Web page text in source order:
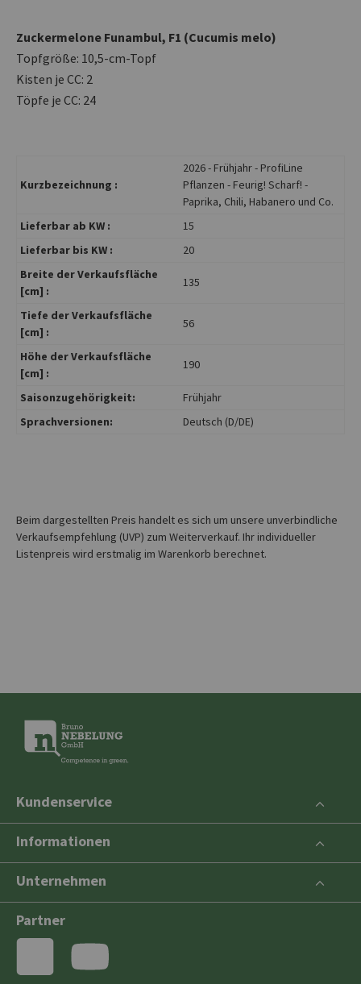
Zuckermelone Funambul, F1 (Cucumis melo)
Topfgröße: 10,5-cm-Topf
Kisten je CC: 2
Töpfe je CC: 24
Kurzbezeichnung :
2026 - Frühjahr - ProfiLine
Pflanzen - Feurig! Scharf! -
Paprika, Chili, Habanero und Co.
Lieferbar ab KW :
15
Lieferbar bis KW :
20
Breite der Verkaufsfläche
[cm] :
135
Tiefe der Verkaufsfläche
[cm] :
56
Höhe der Verkaufsfläche
[cm] :
190
Saisonzugehörigkeit:
Frühjahr
Sprachversionen:
Deutsch (D/DE)
Beim dargestellten Preis handelt es sich um unsere unverbindliche
Verkaufsempfehlung (UVP) zum Weiterverkauf. Ihr individueller
Listenpreis wird erstmalig im Warenkorb berechnet.
Kundenservice
Informationen
Unternehmen
Partner